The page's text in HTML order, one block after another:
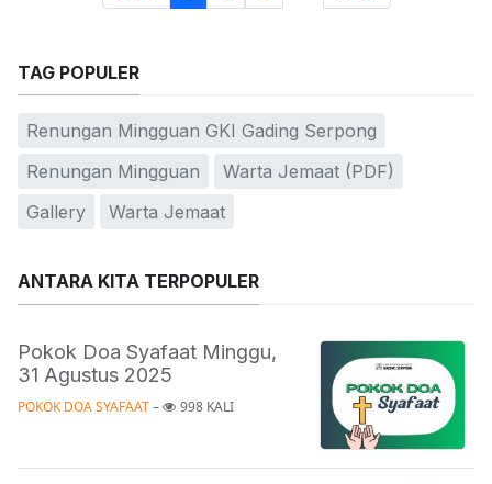
TAG POPULER
Renungan Mingguan GKI Gading Serpong
Renungan Mingguan
Warta Jemaat (PDF)
Gallery
Warta Jemaat
ANTARA KITA TERPOPULER
Pokok Doa Syafaat Minggu,
31 Agustus 2025
POKOK DOA SYAFAAT – 998 KALI